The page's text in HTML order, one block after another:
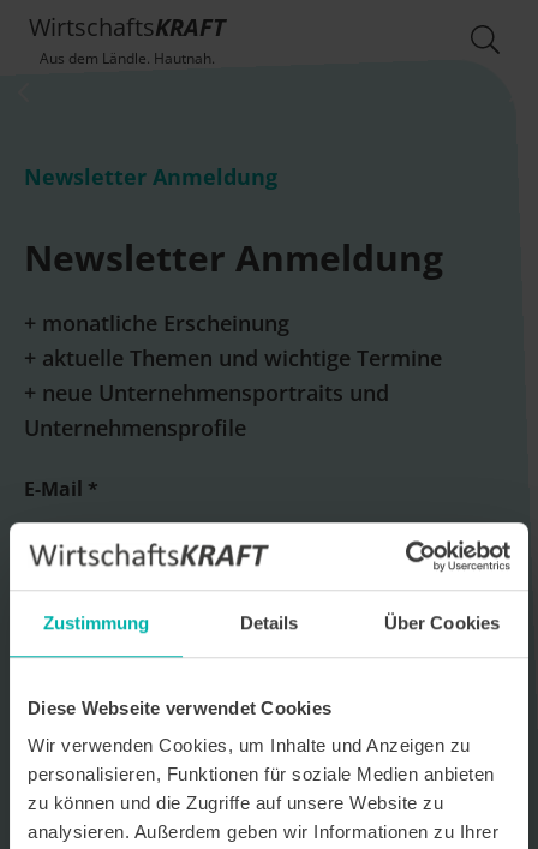
Zustimmung Details Über Cookies
Diese Webseite verwendet Cookies
Wir verwenden Cookies, um Inhalte und Anzeigen zu
personalisieren, Funktionen für soziale Medien anbieten
zu können und die Zugriffe auf unsere Website zu
analysieren. Außerdem geben wir Informationen zu Ihrer
WirtschaftsKRAFT
Aus dem Ländle. Hautnah.
Newsletter Anmeldung
Newsletter Anmeldung
+ monatliche Erscheinung
+ aktuelle Themen und wichtige Termine
+ neue Unternehmensportraits und
Unternehmensprofile
E-Mail *
Ich stimme zu, dass ich monatlich den kostenlosen Newsletter
WirtschaftsKRAFT der INFO - Das Magazin Pforzheim GmbH
erhalte. Um die Inhalte des Newsletters besser auf meine
hierfür mein personenbezogenes Nutzungsverhalten des
Newsletters zu erfassen und auszuwerten. Der Newsletter enthält
begleitende Werbeinformationen zu Produkten und
Dienstleistungen lokal ansässiger Werbekunden. Ich kann meine
Einwilligung jederzeit kostenfrei für die Zukunft durch den in jedem
Newsletter enthaltenen Abmeldelink oder per E-Mail an info@info-
pforzheim.de widerrufen. Meine E-Mail-Adresse wird ausschließlich